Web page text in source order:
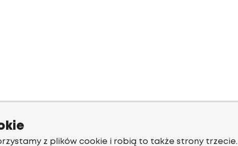
z plików cookie i robią to także strony trzecie.